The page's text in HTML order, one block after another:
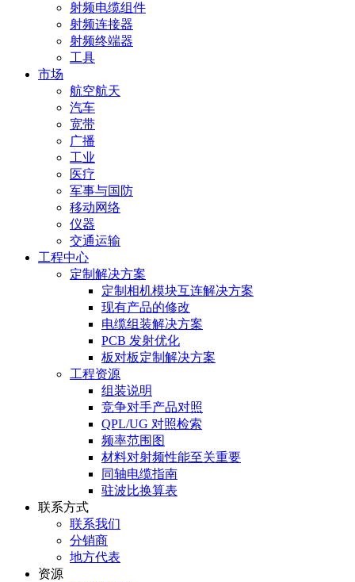
射频电缆组件
射频连接器
射频终端器
工具
市场
航空航天
汽车
宽带
广播
工业
医疗
军事与国防
移动网络
仪器
交通运输
工程中心
定制解决方案
定制相机模块互连解决方案
现有产品的修改
电缆组装解决方案
PCB 发射优化
板对板定制解决方案
工程资源
组装说明
竞争对手产品对照
QPL/UG 对照检索
频率范围图
材料对射频性能至关重要
同轴电缆指南
驻波比换算表
联系方式
联系我们
分销商
地方代表
资源